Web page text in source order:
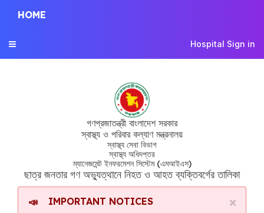
HOME
Toggle
Hospital Sign in
গণপ্রজাতন্ত্রী বাংলাদেশ সরকার
স্বাস্থ্য ও পরিবার কল্যাণ মন্ত্রনালয়
স্বাস্থ্য সেবা বিভাগ
স্বাস্থ্য অধিদপ্তর
ম্যানেজমেন্ট ইনফরমেশন সিস্টেম (এমআইএস)
ছাত্র জনতার গণ অভ্যুত্থানে নিহত ও আহত ব্যক্তিবর্গের তালিকা
×
📣IMPORTANT NOTICES